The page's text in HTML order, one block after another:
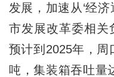
发展，加速从‘经济
市发展改革委相关
预计到2025年，周
吨，集装箱吞吐量